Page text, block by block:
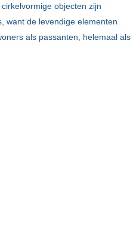
objecten zijn
want de levendige elementen
als passanten, helemaal als